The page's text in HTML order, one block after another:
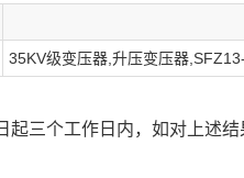
35KV级变压器,升压变压器
三个工作日内，如对上述